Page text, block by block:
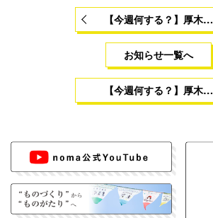
【今週何する？】厚木…
お知らせ一覧へ
【今週何する？】厚木…